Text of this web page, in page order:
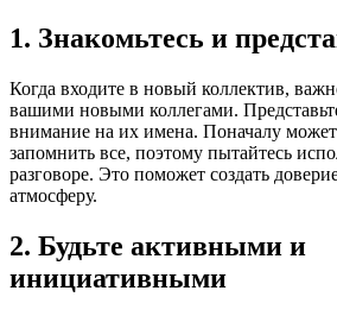
1. Знакомьтесь и
Когда входите в новый коллектив,
вашими новыми коллегами.
внимание на их имена. Поначалу
запомнить все, поэтому пытайтесь
разговоре. Это поможет создать
атмосферу.
2. Будьте активными и
инициативными